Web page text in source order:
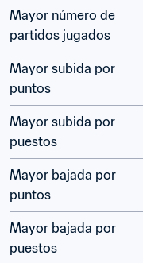
Mayor número de
partidos jugados
Mayor subida por
puntos
Mayor subida por
puestos
Mayor bajada por
puntos
Mayor bajada por
puestos